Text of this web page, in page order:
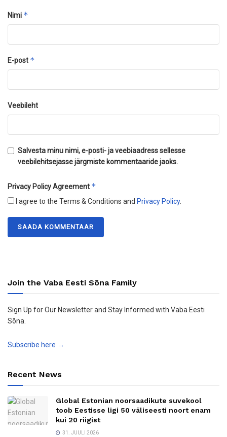
Nimi *
E-post *
Veebileht
Salvesta minu nimi, e-posti- ja veebiaadress sellesse
veebilehitsejasse järgmiste kommentaaride jaoks.
Privacy Policy Agreement *
I agree to the Terms & Conditions and Privacy Policy.
Join the Vaba Eesti Sõna Family
Sign Up for Our Newsletter and Stay Informed with Vaba Eesti
Sõna.
Subscribe here →
Recent News
Global Estonian noorsaadikute suvekool
toob Eestisse ligi 50 väliseesti noort enam
kui 20 riigist
31. JUULI 2026